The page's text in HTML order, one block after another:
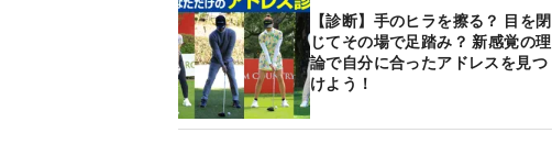
【診断】手のヒラを擦る？ 目を閉
じてその場で足踏み？ 新感覚の理
論で自分に合ったアドレスを見つ
けよう！